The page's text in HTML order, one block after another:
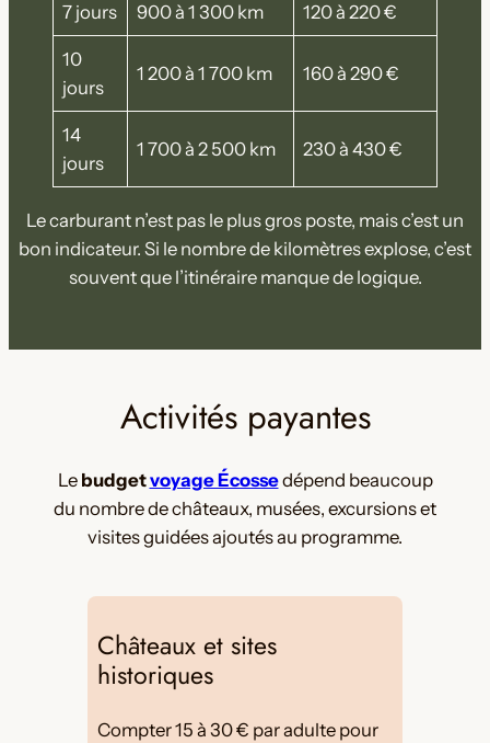
7 jours 900 à 1 300 km 120 à 220 €
10
jours
1 200 à 1 700 km 160 à 290 €
14
jours
1 700 à 2 500 km 230 à 430 €
Le carburant n’est pas le plus gros poste, mais c’est un
bon indicateur. Si le nombre de kilomètres explose, c’est
souvent que l’itinéraire manque de logique.
Activités payantes
Le budgetvoyage Écossedépend beaucoup
du nombre de châteaux, musées, excursions et
visites guidées ajoutés au programme.
Châteaux et sites
historiques
Compter 15 à 30 € par adulte pour